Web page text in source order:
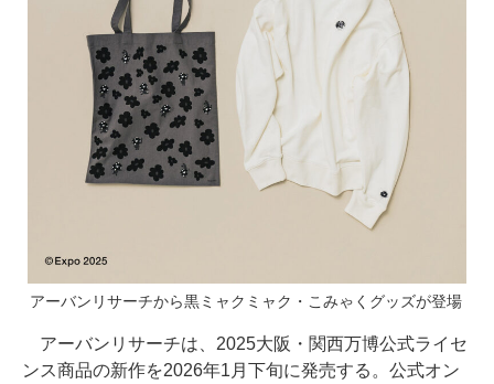
アーバンリサーチから黒ミャクミャク・こみゃくグッズが登場
アーバンリサーチは、2025大阪・関西万博公式ライセ
ンス商品の新作を2026年1月下旬に発売する。公式オン